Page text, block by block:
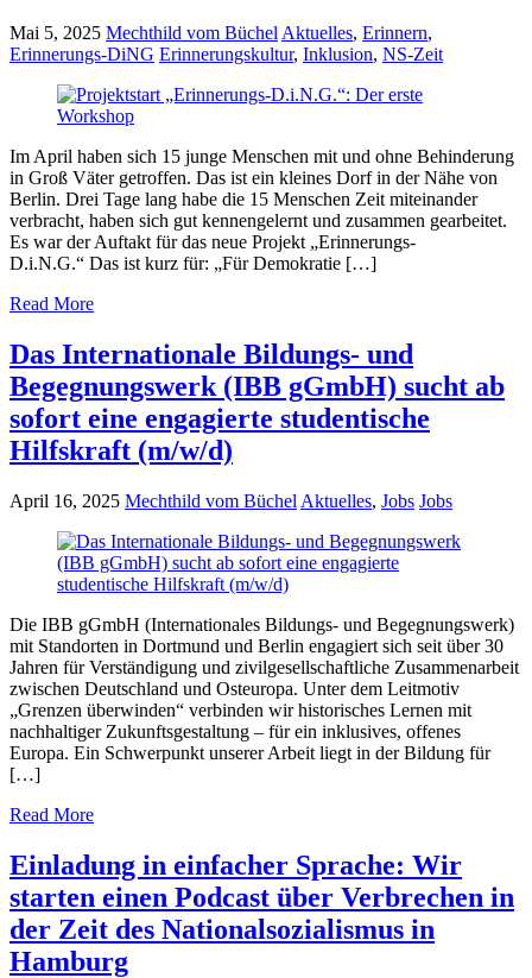
Mai 5, 2025 Mechthild vom Büchel Aktuelles, Erinnern,
Erinnerungs-DiNG Erinnerungskultur, Inklusion, NS-Zeit
Im April haben sich 15 junge Menschen mit und ohne Behinderung
in Groß Väter getroffen. Das ist ein kleines Dorf in der Nähe von
Berlin. Drei Tage lang habe die 15 Menschen Zeit miteinander
verbracht, haben sich gut kennengelernt und zusammen gearbeitet.
Es war der Auftakt für das neue Projekt „Erinnerungs-
D.i.N.G.“ Das ist kurz für: „Für Demokratie […]
Read More
Das Internationale Bildungs- und
Begegnungswerk (IBB gGmbH) sucht ab
sofort eine engagierte studentische
Hilfskraft (m/w/d)
April 16, 2025 Mechthild vom Büchel Aktuelles, Jobs Jobs
Die IBB gGmbH (Internationales Bildungs- und Begegnungswerk)
mit Standorten in Dortmund und Berlin engagiert sich seit über 30
Jahren für Verständigung und zivilgesellschaftliche Zusammenarbeit
zwischen Deutschland und Osteuropa. Unter dem Leitmotiv
„Grenzen überwinden“ verbinden wir historisches Lernen mit
nachhaltiger Zukunftsgestaltung – für ein inklusives, offenes
Europa. Ein Schwerpunkt unserer Arbeit liegt in der Bildung für
[…]
Read More
Einladung in einfacher Sprache: Wir
starten einen Podcast über Verbrechen in
der Zeit des Nationalsozialismus in
Hamburg